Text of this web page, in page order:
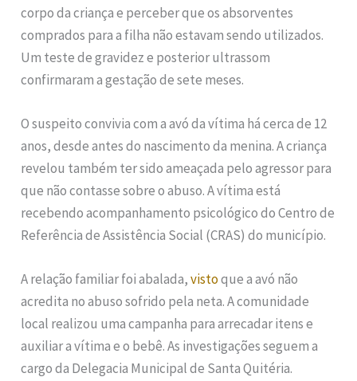
corpo da criança e perceber que os absorventes
comprados para a filha não estavam sendo utilizados.
Um teste de gravidez e posterior ultrassom
confirmaram a gestação de sete meses.
O suspeito convivia com a avó da vítima há cerca de 12
anos, desde antes do nascimento da menina. A criança
revelou também ter sido ameaçada pelo agressor para
que não contasse sobre o abuso. A vítima está
recebendo acompanhamento psicológico do Centro de
Referência de Assistência Social (CRAS) do município.
A relação familiar foi abalada,vistoque a avó não
acredita no abuso sofrido pela neta. A comunidade
local realizou uma campanha para arrecadar itens e
auxiliar a vítima e o bebê. As investigações seguem a
cargo da Delegacia Municipal de Santa Quitéria.